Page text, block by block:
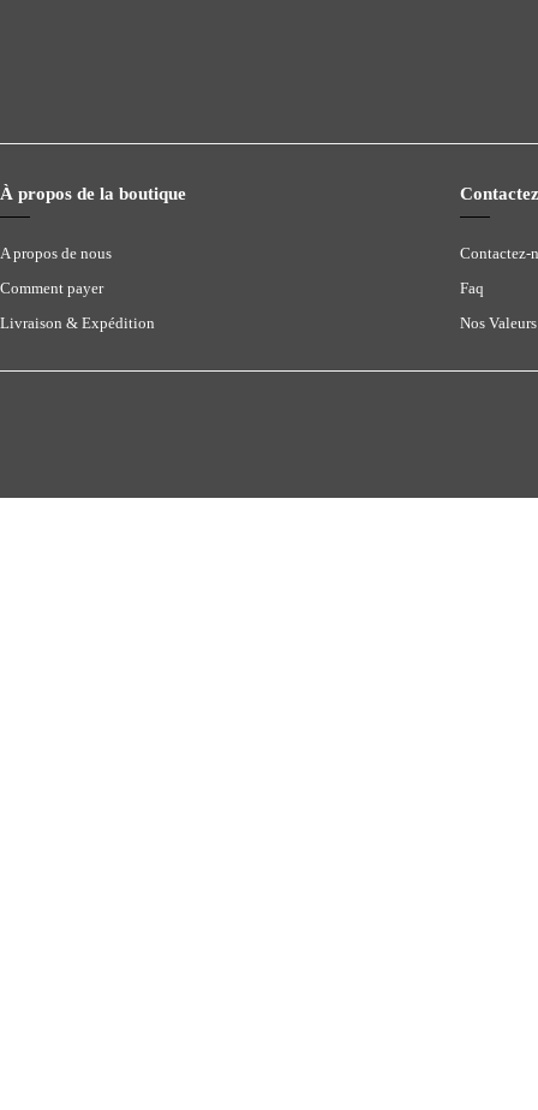
À propos de la boutique
A propos de nous
Comment payer
Livraison & Expédition
Contactez-
Faq
Nos Valeurs